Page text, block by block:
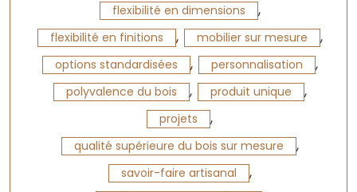
flexibilité en dimensions ,
flexibilité en finitions , mobilier sur mesure ,
options standardisées , personnalisation ,
polyvalence du bois , produit unique ,
projets ,
qualité supérieure du bois sur mesure ,
savoir-faire artisanal ,